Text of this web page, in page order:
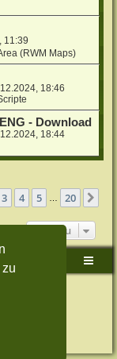
11:39
(RWM Maps)
18:46
- Download
18:44
20
3 4 5 20
Gehe zu